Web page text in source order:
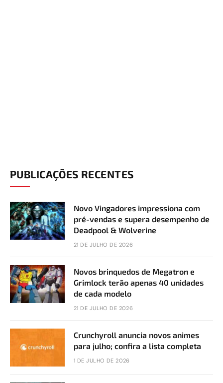
PUBLICAÇÕES RECENTES
Novo Vingadores impressiona com
pré-vendas e supera desempenho de
Deadpool & Wolverine
21 DE JULHO DE 2026
Novos brinquedos de Megatron e
Grimlock terão apenas 40 unidades
de cada modelo
21 DE JULHO DE 2026
Crunchyroll anuncia novos animes
para julho; confira a lista completa
1 DE JULHO DE 2026